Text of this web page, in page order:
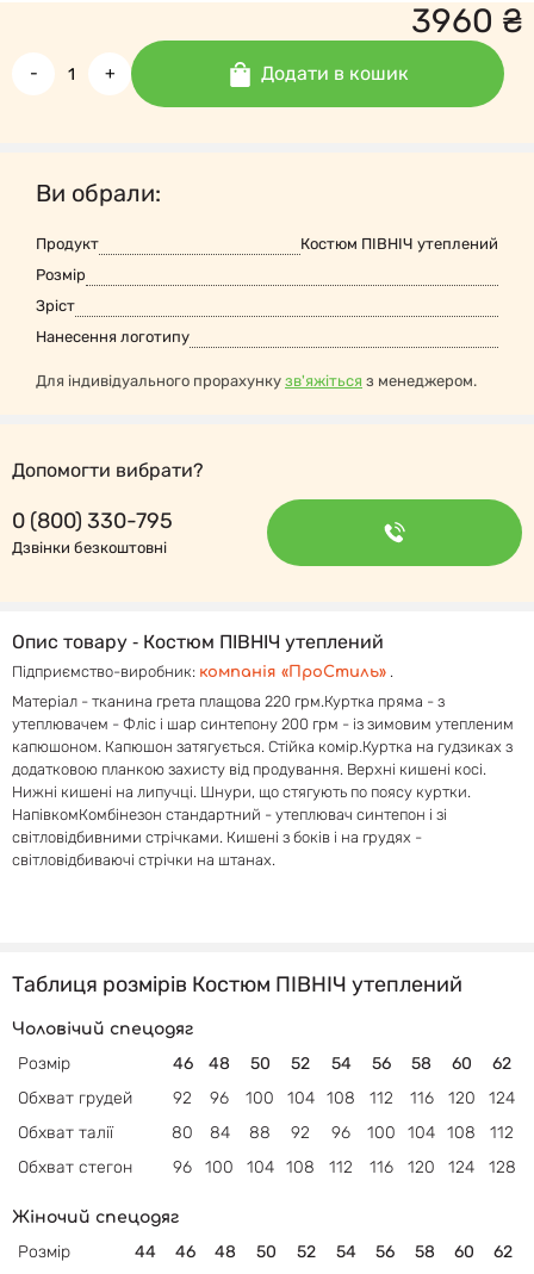
3960 ₴
- + Додати в кошик
Ви обрали:
Продукт
Костюм ПІВНІЧ утеплений
Розмір
Зріст
Нанесення логотипу
Для індивідуального прорахунку зв'яжіться з менеджером.
Допомогти вибрати?
0 (800) 330-795
Дзвінки безкоштовні
Опис товару ‐ Костюм ПІВНІЧ утеплений
Підприємство-виробник: компанія «ПроСтиль» .
Матеріал - тканина грета плащова 220 грм.Куртка пряма - з
утеплювачем - Фліс і шар синтепону 200 грм - із зимовим утепленим
капюшоном. Капюшон затягується. Стійка комір.Куртка на гудзиках з
додатковою планкою захисту від продування. Верхні кишені косі.
Нижні кишені на липучці. Шнури, що стягують по поясу куртки.
НапівкомКомбінезон стандартний - утеплювач синтепон і зі
світловідбивними стрічками. Кишені з боків і на грудях -
світловідбиваючі стрічки на штанах.
Таблиця розмірів Костюм ПІВНІЧ утеплений
Чоловічий спецодяг
Розмір 46 48 50 52 54 56 58 60
62
Обхват грудей
92 96 100 104 108 112 116 120
124
Обхват талії
80 84 88 92 96 100 104 108
112
Обхват стегон 96 100 104 108 112 116 120 124 128
Жіночий спецодяг
Розмір 44 46 48 50 52 54 56 58 60 62